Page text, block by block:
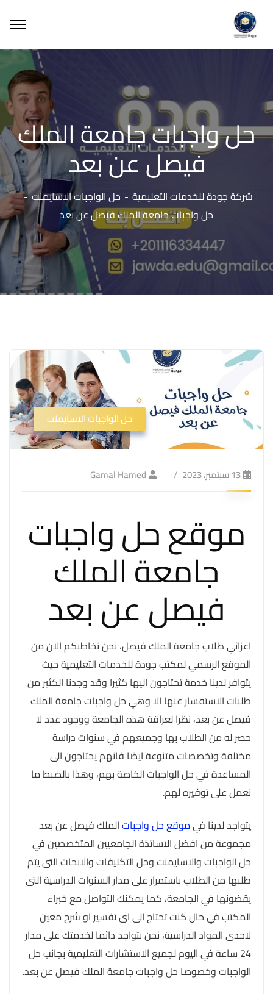
حل واجبات جامعة الملك
فيصل عن بعد
شركة جودة للخدمات التعليمية
حل الواجبات الاسايمنت
حل واجبات جامعة الملك فيصل عن بعد
حل الواجبات الاسايمنت
13 سبتمبر، 2023 Gamal Hamed
موقع حل واجبات
جامعة الملك
فيصل عن بعد
اعزائي طلاب جامعة الملك فيصل، نحن نخاطبكم الان من
الموقع الرسمي لمكتب جودة للخدمات التعليمية حيث
يتوافر لدينا خدمة تحتاجون اليها كثيرا وقد وجدنا الكثير من
طلبات الاستفسار عنها الا وهي حل واجبات جامعة الملك
فيصل عن بعد، نظرا لعراقة هذه الجامعة ووجود عدد لا
حصر له من الطلاب بها وجميعهم في سنوات دراسة
مختلفة وتخصصات متنوعة ايضا فانهم يحتاجون الى
المساعدة في حل الواجبات الخاصة بهم، وهذا بالضبط ما
نعمل على توفيره لهم.
يتواجد لدينا فيموقع حل واجباتالملك فيصل عن بعد
مجموعة من افضل الاساتذة الجامعيين المتخصصين في
حل الواجبات والاسايمنت وحل التكليفات والابحاث التى يتم
طلبها من الطلاب باستمرار على مدار السنوات الدراسية التى
يقضونها في الجامعة، كما يمكنك التواصل مع خبراء
المكتب في حال كنت تحتاج الى اى تفسير او شرح معين
لاحدى المواد الدراسية، نحن نتواجد دائما لخدمتك على مدار
24 ساعة في اليوم لجميع الاستشارات التعليمية بجانب حل
الواجبات وخصوصا حل واجبات جامعة الملك فيصل عن بعد.